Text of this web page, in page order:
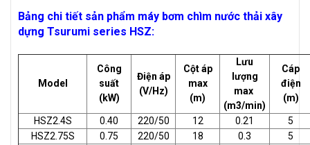
Bảng chi tiết sản phẩm máy bơm chìm nước thải xây
dựng Tsurumi series HSZ:
Model
Công
suất
(kW)
Điện áp
(V/Hz)
Cột áp
max
(m)
Lưu
lượng
max
(m3/min)
Cáp
điện
(m)
HSZ2.4S 0.40 220/50 12 0.21
5
HSZ2.75S
0.75 220/50 18 0.3
5